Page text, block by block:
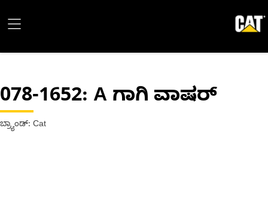
078-1652: A ಗಾಗಿ ವಾಷರ್
ಬ್ರ್ಯಾಂಡ್: Cat